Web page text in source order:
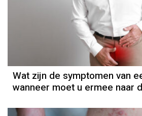
Wat zijn de symptomen van
wanneer moet u ermee naar